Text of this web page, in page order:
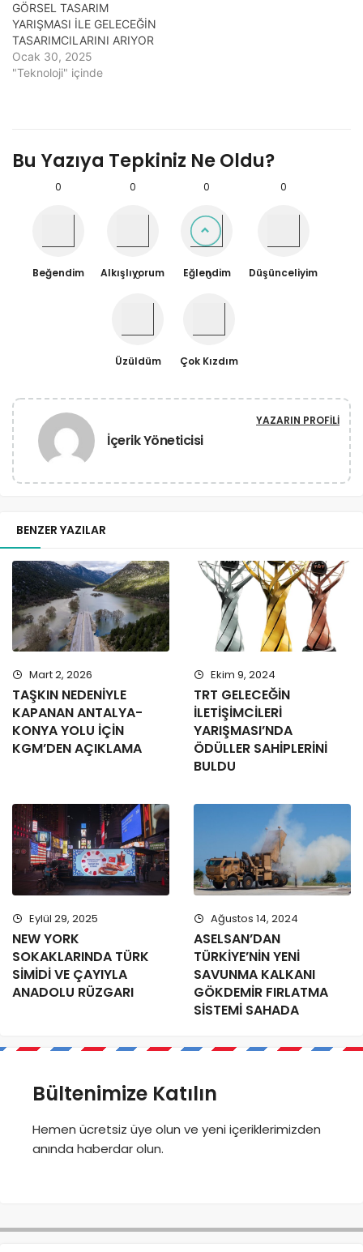
GÖRSEL TASARIM
YARIŞMASI İLE GELECEĞİN
TASARIMCILARINI ARIYOR
Ocak 30, 2025
"Teknoloji" içinde
Bu Yazıya Tepkiniz Ne Oldu?
0
Beğendim
0
Alkışlıyorum
0
Eğlendim
0
Düşünceliyim
0
Üzüldüm
0
Çok Kızdım
İçerik Yöneticisi
YAZARIN PROFILI
BENZER YAZILAR
Mart 2, 2026
TAŞKIN NEDENİYLE
KAPANAN ANTALYA-
KONYA YOLU İÇİN
KGM’DEN AÇIKLAMA
Ekim 9, 2024
TRT GELECEĞİN
İLETİŞİMCİLERİ
YARIŞMASI’NDA
ÖDÜLLER SAHİPLERİNİ
BULDU
Eylül 29, 2025
NEW YORK
SOKAKLARINDA TÜRK
SİMİDİ VE ÇAYIYLA
ANADOLU RÜZGARI
Ağustos 14, 2024
ASELSAN’DAN
TÜRKİYE’NİN YENİ
SAVUNMA KALKANI
GÖKDEMİR FIRLATMA
SİSTEMİ SAHADA
Bültenimize Katılın
Hemen ücretsiz üye olun ve yeni içeriklerimizden
anında haberdar olun.